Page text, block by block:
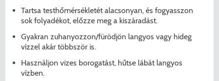
Tartsa testhőmérsékletét alacsonyan, és fogyasszon
sok folyadékot, előzze meg a kiszáradást.
Gyakran zuhanyozzon/fürödjön langyos vagy hideg
vízzel akár többször is.
Használjon vizes borogatást, hűtse lábát langyos
vízben.